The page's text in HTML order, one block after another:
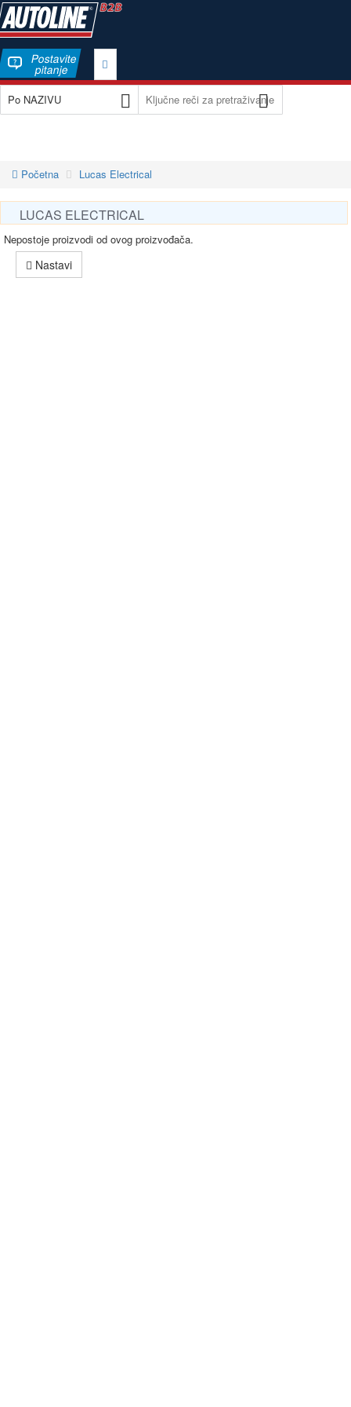
Postavite
pitanje
Početna Lucas Electrical
LUCAS ELECTRICAL
Nepostoje proizvodi od ovog proizvođača.
Nastavi